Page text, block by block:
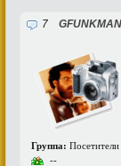
7 GFUNKMAN
Группа: Посетители
--